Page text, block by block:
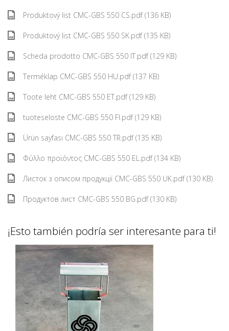
Produktový list CMC-GBS 550 CS.pdf (136 KB)
Produktový list CMC-GBS 550 SK.pdf (135 KB)
Scheda prodotto CMC-GBS 550 IT.pdf (129 KB)
Terméklap CMC-GBS 550 HU.pdf (137 KB)
Toote leht CMC-GBS 550 ET.pdf (129 KB)
tuoteseloste CMC-GBS 550 FI.pdf (129 KB)
Ürün sayfası CMC-GBS 550 TR.pdf (135 KB)
Φύλλο προϊόντος CMC-GBS 550 EL.pdf (134 KB)
Листок з описом продукції CMC-GBS 550 UK.pdf (130 KB)
Продуктов лист CMC-GBS 550 BG.pdf (130 KB)
¡Esto también podría ser interesante para ti!